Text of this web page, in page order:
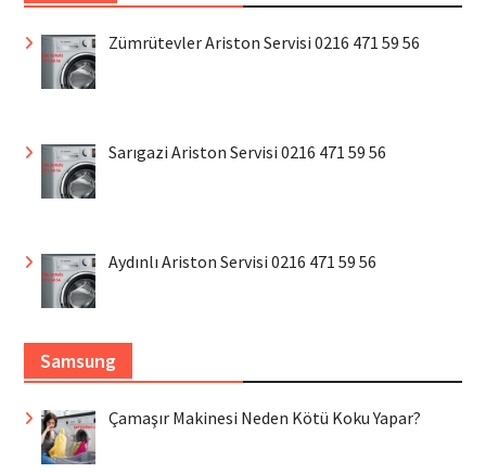
Zümrütevler Ariston Servisi 0216 471 59 56
Sarıgazi Ariston Servisi 0216 471 59 56
Aydınlı Ariston Servisi 0216 471 59 56
Samsung
Çamaşır Makinesi Neden Kötü Koku Yapar?